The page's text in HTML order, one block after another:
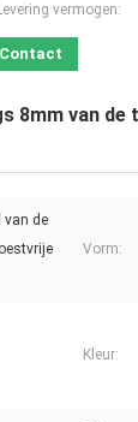
vermogen:
Contact
8mm van de
van de
Vorm:
Kleur: